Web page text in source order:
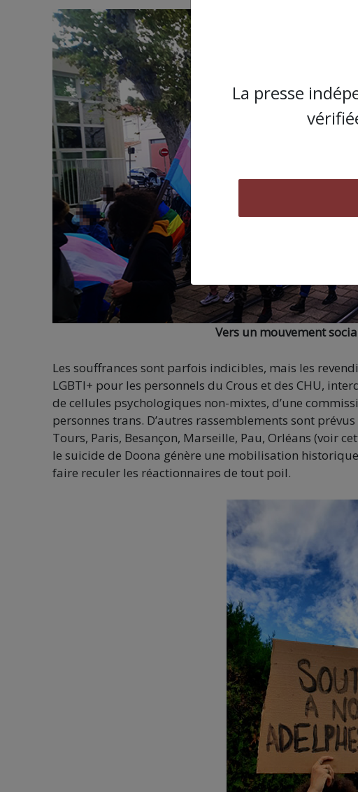
Vers un mouvement
Les souffrances sont parfois indicibles, mais les
LGBTI+ pour les personnels du Crous et des CHU,
de cellules psychologiques non-mixtes, d’une
personnes trans. D’autres rassemblements sont
Tours, Paris, Besançon, Marseille, Pau, Orléans (voir
le suicide de Doona génère une mobilisation
faire reculer les réactionnaires de tout poil.
La presse